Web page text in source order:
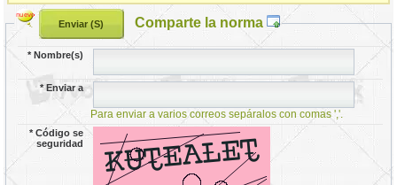
Comparte la norma
*Nombre(s)
*Enviar a
Para enviar a varios correos sepáralos con comas ','.
*Código se
seguridad